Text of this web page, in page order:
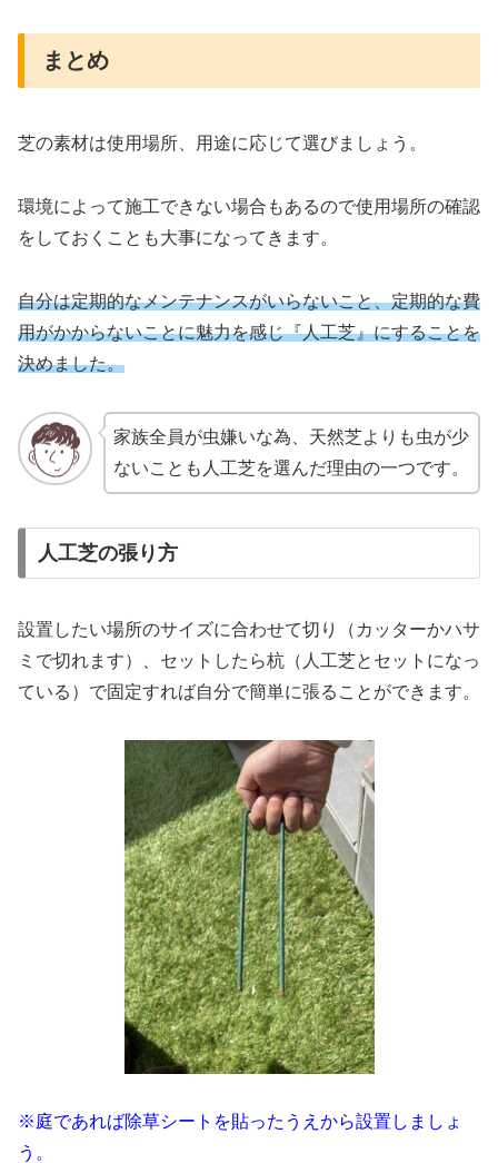
まとめ
芝の素材は使用場所、用途に応じて選びましょう。
環境によって施工できない場合もあるので使用場所の確認
をしておくことも大事になってきます。
自分は定期的なメンテナンスがいらないこと、定期的な費
用がかからないことに魅力を感じ『人工芝』にすることを
決めました。
家族全員が虫嫌いな為、天然芝よりも虫が少
ないことも人工芝を選んだ理由の一つです。
人工芝の張り方
設置したい場所のサイズに合わせて切り（カッターかハサ
ミで切れます）、セットしたら杭（人工芝とセットになっ
ている）で固定すれば自分で簡単に張ることができます。
※庭であれば除草シートを貼ったうえから設置しましょ
う。